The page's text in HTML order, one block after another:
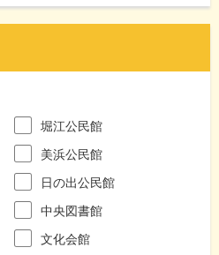
堀江公民館
美浜公民館
日の出公民館
中央図書館
文化会館